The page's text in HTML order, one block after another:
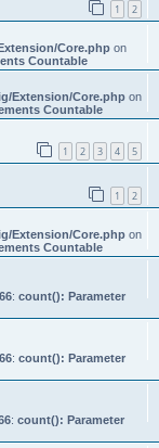
1 2
Core.phpon
Countable
Extension/Core.phpon
Countable
1 2 3 4 5
1 2
Extension/Core.phpon
Countable
: count(): Parameter
: count(): Parameter
: count(): Parameter